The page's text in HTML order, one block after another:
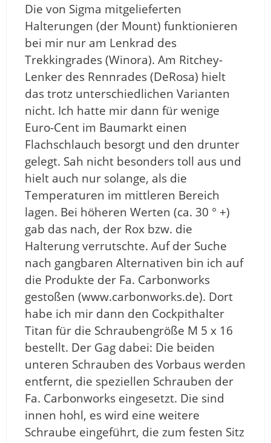
Die von Sigma mitgelieferten
Halterungen (der Mount) funktionieren
bei mir nur am Lenkrad des
Trekkingrades (Winora). Am Ritchey-
Lenker des Rennrades (DeRosa) hielt
das trotz unterschiedlichen Varianten
nicht. Ich hatte mir dann für wenige
Euro-Cent im Baumarkt einen
Flachschlauch besorgt und den drunter
gelegt. Sah nicht besonders toll aus und
hielt auch nur solange, als die
Temperaturen im mittleren Bereich
lagen. Bei höheren Werten (ca. 30 ° +)
gab das nach, der Rox bzw. die
Halterung verrutschte. Auf der Suche
nach gangbaren Alternativen bin ich auf
die Produkte der Fa. Carbonworks
gestoßen (www.carbonworks.de). Dort
habe ich mir dann den Cockpithalter
Titan für die Schraubengröße M 5 x 16
bestellt. Der Gag dabei: Die beiden
unteren Schrauben des Vorbaus werden
entfernt, die speziellen Schrauben der
Fa. Carbonworks eingesetzt. Die sind
innen hohl, es wird eine weitere
Schraube eingeführt, die zum festen Sitz